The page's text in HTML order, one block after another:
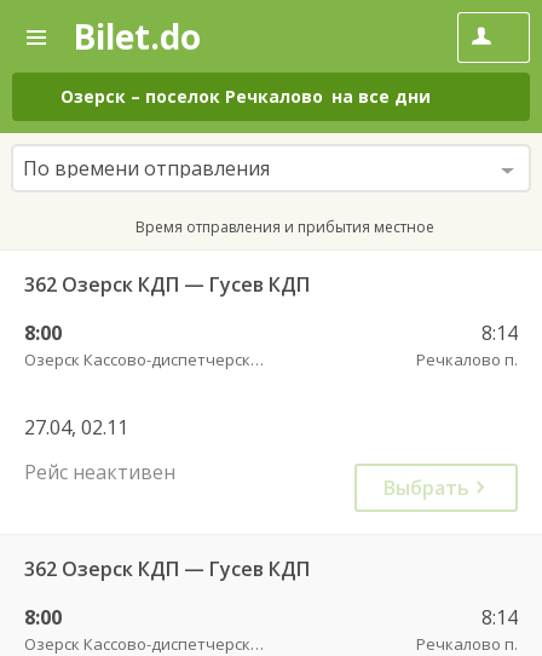
—
Поиск
и
покупка
билетов
на
автобус
онлайн
Bilet.do
Озерск – поселок Речкалово на все дни
По времени отправления
Время отправления и прибытия местное
362 Озерск КДП — Гусев КДП
8:00
Озерск Кассово-диспетчерский пункт
8:14
Речкалово п.
27.04, 02.11
Рейс неактивен
Выбрать
362 Озерск КДП — Гусев КДП
8:00
Озерск Кассово-диспетчерский пункт
8:14
Речкалово п.